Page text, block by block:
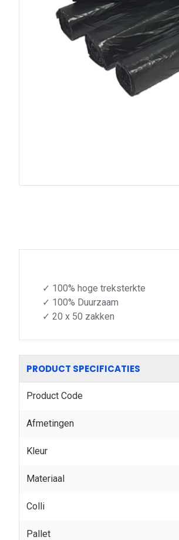
✓ 100% hoge treksterkte
✓ 100% Duurzaam
✓ 20 x 50 zakken
PRODUCT SPECIFICATIES
Product Code
Afmetingen
Kleur
Materiaal
Colli
Pallet